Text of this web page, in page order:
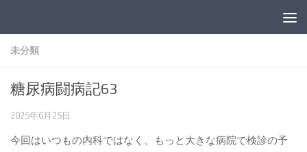
未分類
糖尿病闘病記63
2025年6月25日
今回はいつもの内科ではなく、もっと大きな病院で検診の予